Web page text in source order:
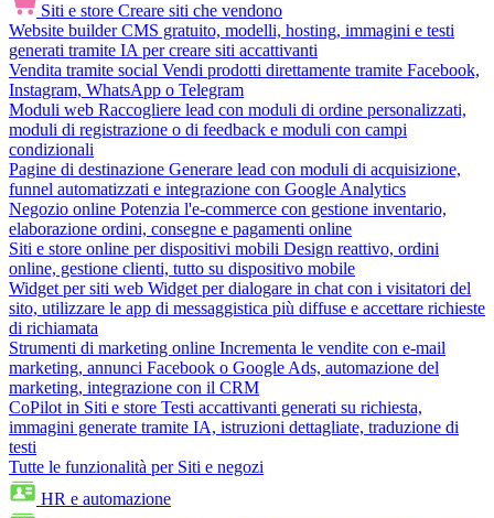
Siti e store Creare siti che vendono
Website builder CMS gratuito, modelli, hosting, immagini e testi
generati tramite IA per creare siti accattivanti
Vendita tramite social Vendi prodotti direttamente tramite Facebook,
Instagram, WhatsApp o Telegram
Moduli web Raccogliere lead con moduli di ordine personalizzati,
moduli di registrazione o di feedback e moduli con campi
condizionali
Pagine di destinazione Generare lead con moduli di acquisizione,
funnel automatizzati e integrazione con Google Analytics
Negozio online Potenzia l'e-commerce con gestione inventario,
elaborazione ordini, consegne e pagamenti online
Siti e store online per dispositivi mobili Design reattivo, ordini
online, gestione clienti, tutto su dispositivo mobile
Widget per siti web Widget per dialogare in chat con i visitatori del
sito, utilizzare le app di messaggistica più diffuse e accettare richieste
di richiamata
Strumenti di marketing online Incrementa le vendite con e-mail
marketing, annunci Facebook o Google Ads, automazione del
marketing, integrazione con il CRM
CoPilot in Siti e store Testi accattivanti generati su richiesta,
immagini generate tramite IA, istruzioni dettagliate, traduzione di
testi
Tutte le funzionalità per Siti e negozi
HR e automazione